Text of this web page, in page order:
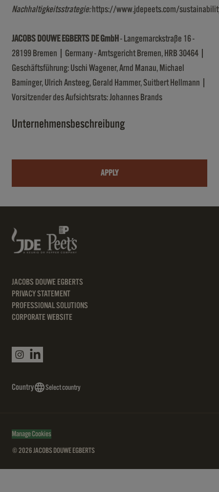
Nachhaltigkeitsstrategie: https://www.jdepeets.com/
JACOBS DOUWE EGBERTS DE GmbH - Langemarckstraße 16 -
28199 Bremen | Germany - Amtsgericht Bremen, HRB 30464 |
Geschäftsführung: Uschi Wagener, Arnd Manau, Michael
Baminger, Ulrich Ansteeg, Gerald Hammer, Suitbert Hellmann |
Vorsitzender des Aufsichtsrats: Johannes Brands
Unternehmensbeschreibung
APPLY
JACOBS DOUWE EGBERTS
PRIVACY STATEMENT
PROFESSIONAL SOLUTIONS
CORPORATE WEBSITE
Country Select country
Manage Cookies
© 2026 JACOBS DOUWE EGBERTS